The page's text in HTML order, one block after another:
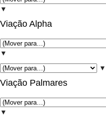
▼
Viação Alpha
▼
▼
Viação Palmares
▼